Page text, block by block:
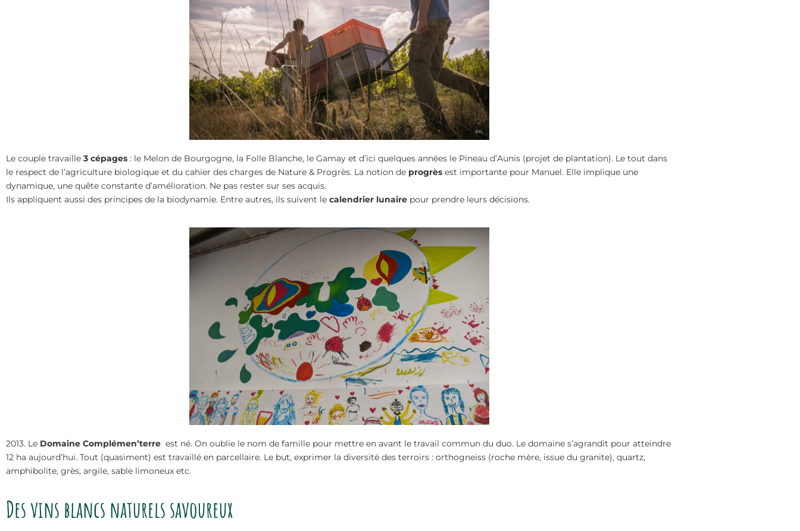
Le couple travaille 3 cépages : le Melon de Bourgogne, la Folle Blanche, le Gamay et d’ici quelques années le Pineau d’Aunis (projet de plantation). Le tout dans
le respect de l’agriculture biologique et du cahier des charges de Nature & Progrès. La notion de progrès est importante pour Manuel. Elle implique une
dynamique, une quête constante d’amélioration. Ne pas rester sur ses acquis.
Ils appliquent aussi des principes de la biodynamie. Entre autres, ils suivent le calendrier lunaire pour prendre leurs décisions.
2013. Le Domaine Complémen’terre est né. On oublie le nom de famille pour mettre en avant le travail commun du duo. Le domaine s’agrandit pour atteindre
12 ha aujourd’hui. Tout (quasiment) est travaillé en parcellaire. Le but, exprimer la diversité des terroirs : orthogneiss (roche mère, issue du granite), quartz,
amphibolite, grès, argile, sable limoneux etc.
Des vins blancs naturels savoureux